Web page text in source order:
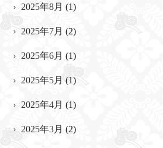
2025年8月 (1)
2025年7月 (2)
2025年6月 (1)
2025年5月 (1)
2025年4月 (1)
2025年3月 (2)